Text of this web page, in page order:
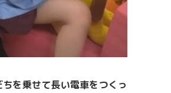
を乗せて長い電車をつくっ